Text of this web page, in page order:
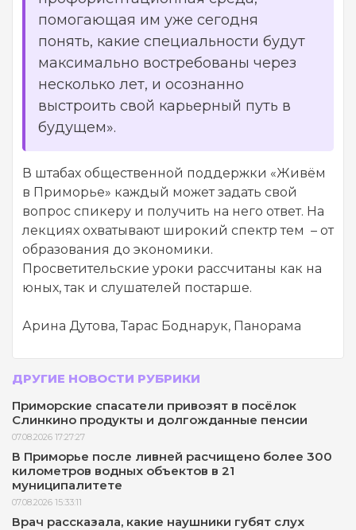
помогающая им уже сегодня
понять, какие специальности будут
максимально востребованы через
несколько лет, и осознанно
выстроить свой карьерный путь в
будущем».
В штабах общественной поддержки «Живём
в Приморье» каждый может задать свой
вопрос спикеру и получить на него ответ. На
лекциях охватывают широкий спектр тем – от
образования до экономики.
Просветительские уроки рассчитаны как на
юных, так и слушателей постарше.
Арина Дутова, Тарас Боднарук, Панорама
ДРУГИЕ НОВОСТИ РУБРИКИ
Приморские спасатели привозят в посёлок
Слинкино продукты и долгожданные пенсии
07.08.2026 17:27:27
В Приморье после ливней расчищено более 300
километров водных объектов в 21
муниципалитете
07.08.2026 15:33:11
Врач рассказала, какие наушники губят слух